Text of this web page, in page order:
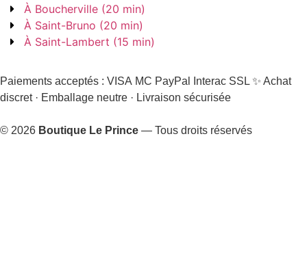
À Boucherville (20 min)
À Saint-Bruno (20 min)
À Saint-Lambert (15 min)
Paiements acceptés : VISA MC PayPal Interac SSL ✨ Achat
discret · Emballage neutre · Livraison sécurisée
© 2026 Boutique Le Prince — Tous droits réservés